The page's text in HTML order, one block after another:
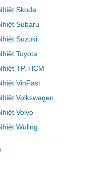
Skoda
Subaru
Suzuki
Toyota
TP. HCM
VinFast
Volkswagen
Volvo
Wuling